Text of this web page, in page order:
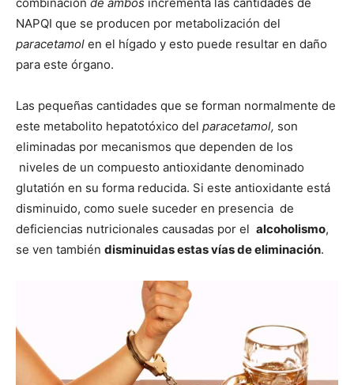
NAPQI que se producen por metabolización del
paracetamol en el hígado y esto puede resultar en daño
para este órgano.
Las pequeñas cantidades que se forman normalmente de
este metabolito hepatotóxico del paracetamol, son
eliminadas por mecanismos que dependen de los
niveles de un compuesto antioxidante denominado
glutatión en su forma reducida. Si este antioxidante está
disminuido, como suele suceder en presencia de
deficiencias nutricionales causadas por el alcoholismo,
se ven también disminuidas estas vías de eliminación.